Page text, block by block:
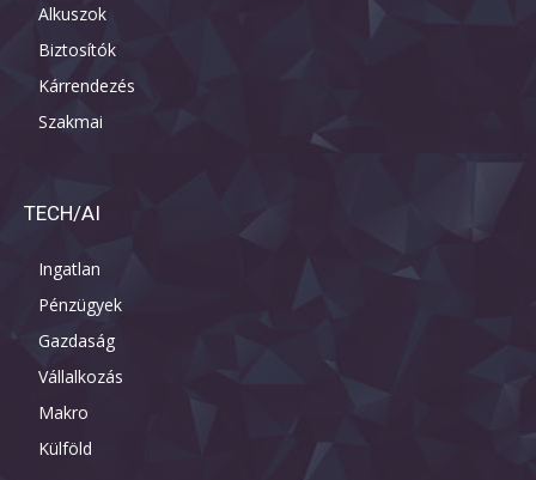
Alkuszok
Biztosítók
Kárrendezés
Szakmai
TECH/AI
Ingatlan
Pénzügyek
Gazdaság
Vállalkozás
Makro
Külföld